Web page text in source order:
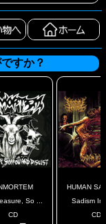
すか？
So ...
CD
HUMAN
Sadism
CD